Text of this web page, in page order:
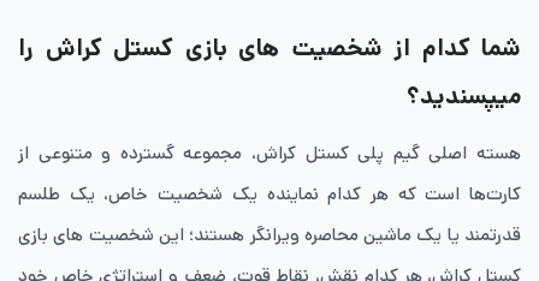
شما کدام از شخصیت های بازی کستل کراش را
میپسندید؟
هسته اصلی گیم ‌پلی کستل کراش، مجموعه گسترده و متنوعی از
کارت‌ها است که هر کدام نماینده یک شخصیت خاص، یک طلسم
قدرتمند یا یک ماشین محاصره ویرانگر هستند؛ این شخصیت های بازی
کستل کراش، هر کدام نقش، نقاط قوت، ضعف و استراتژی خاص خود